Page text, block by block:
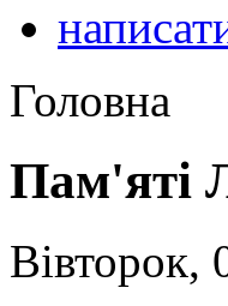
Головна
Пам'яті
Вівторок,